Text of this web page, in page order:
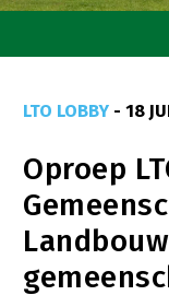
Goed eten
Mooi groen
Sterk
LTO LOBBY - 18
Oproep